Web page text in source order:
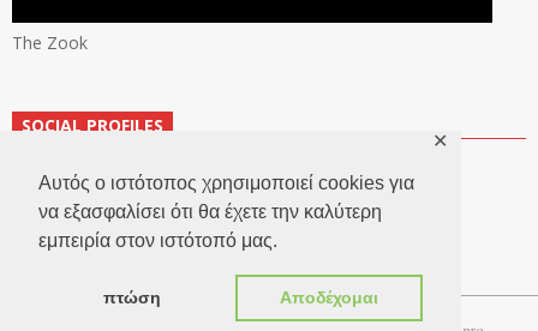
Αυτός ο ιστότοπος χρησιμοποιεί cookies για
να εξασφαλίσει ότι θα έχετε την καλύτερη
εμπειρία στον ιστότοπό μας.
πτώση Αποδέχομαι
✕
The Zook
SOCIAL PROFILES